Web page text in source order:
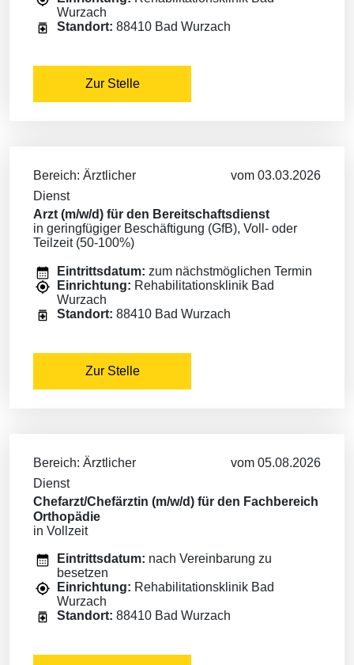
Wurzach
Standort: 88410 Bad Wurzach
Zur Stelle
Bereich: Ärztlicher
Dienst
vom 03.03.2026
Arzt (m/w/d) für den Bereitschaftsdienst
in geringfügiger Beschäftigung (GfB), Voll- oder
Teilzeit (50-100%)
Eintrittsdatum: zum nächstmöglichen Termin
Einrichtung: Rehabilitationsklinik Bad
Wurzach
Standort: 88410 Bad Wurzach
Zur Stelle
Bereich: Ärztlicher
Dienst
vom 05.08.2026
Chefarzt/Chefärztin (m/w/d) für den Fachbereich
Orthopädie
in Vollzeit
Eintrittsdatum: nach Vereinbarung zu
besetzen
Einrichtung: Rehabilitationsklinik Bad
Wurzach
Standort: 88410 Bad Wurzach